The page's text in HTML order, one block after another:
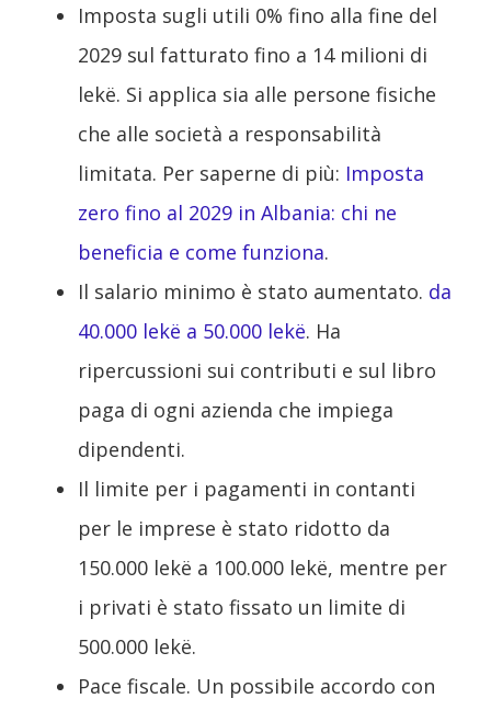
Imposta sugli utili 0% fino alla fine del
2029 sul fatturato fino a 14 milioni di
lekë. Si applica sia alle persone fisiche
che alle società a responsabilità
limitata. Per saperne di più: Imposta
zero fino al 2029 in Albania: chi ne
beneficia e come funziona.
Il salario minimo è stato aumentato. da
40.000 lekë a 50.000 lekë. Ha
ripercussioni sui contributi e sul libro
paga di ogni azienda che impiega
dipendenti.
Il limite per i pagamenti in contanti
per le imprese è stato ridotto da
150.000 lekë a 100.000 lekë, mentre per
i privati è stato fissato un limite di
500.000 lekë.
Pace fiscale. Un possibile accordo con